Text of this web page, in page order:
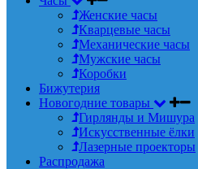
Женские часы
Кварцевые часы
Механические часы
Мужские часы
Коробки
Бижутерия
Новогодние товары
Гирлянды и Мишура
Искусственные ёлки
Лазерные проекторы
Распродажа